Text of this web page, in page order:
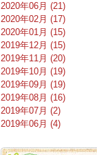
2020年06月 (21)
2020年02月 (17)
2020年01月 (15)
2019年12月 (15)
2019年11月 (20)
2019年10月 (19)
2019年09月 (19)
2019年08月 (16)
2019年07月 (2)
2019年06月 (4)